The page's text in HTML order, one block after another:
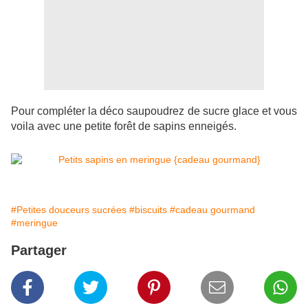
Pour compléter la déco saupoudrez de sucre glace et vous
voila avec une petite forêt de sapins enneigés.
#Petites douceurs sucrées #biscuits #cadeau gourmand
#meringue
Partager